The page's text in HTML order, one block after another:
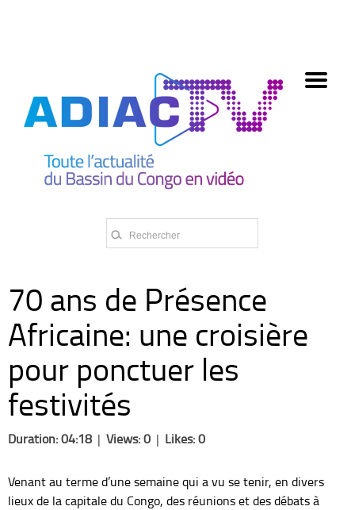
70 ans de Présence
Africaine: une croisière
pour ponctuer les
festivités
Duration: 04:18 | Views: 0 | Likes: 0
Venant au terme d’une semaine qui a vu se tenir, en divers
lieux de la capitale du Congo, des réunions et des débats à